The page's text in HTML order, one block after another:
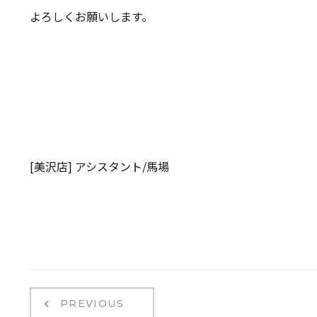
よろしくお願いします。
[美沢店] アシスタント/馬場
PREVIOUS